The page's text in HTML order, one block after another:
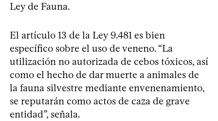
Ley de Fauna.
El artículo 13 de la Ley 9.481 es bien
específico sobre el uso de veneno. “La
utilización no autorizada de cebos tóxicos, así
como el hecho de dar muerte a animales de
la fauna silvestre mediante envenenamiento,
se reputarán como actos de caza de grave
entidad”, señala.